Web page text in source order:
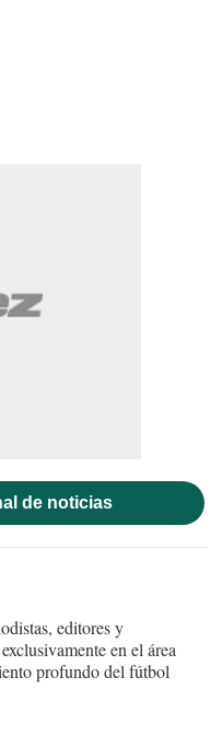
de noticias
editores y
en el área
profundo del fútbol